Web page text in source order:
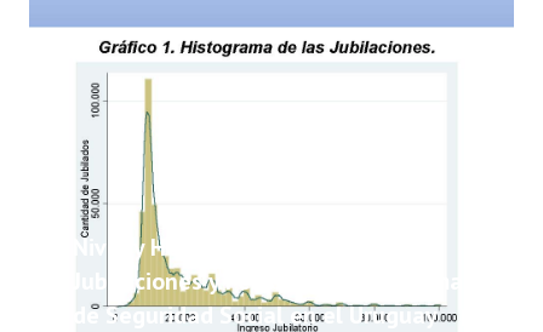
Nivel y Heterogeneidad de las
Jubilaciones y Pensiones del Sistema
de Seguridad Social en el Uruguay